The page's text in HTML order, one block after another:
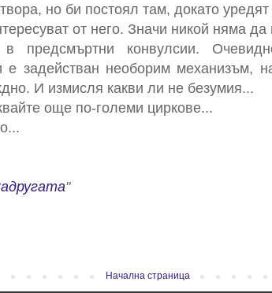
но би постоял там, докато уредят
от него. Значи никой няма да
предсмъртни конвулсии.
е задействан необорим механизъм,
И измисля какви ли не безумия...
още по-големи циркове...
"
Начална страница